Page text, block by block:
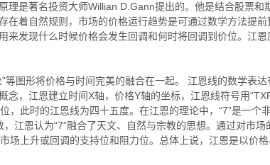
理是著名投资大师Willian D.Gann提出的。他是结合股票和
着自然规则，市场的价格运行趋势是可通过数学方法提前
来发现什么时候价格会发生回调和何时将回调到价位。江恩
图形将价格与时间完美的融合在一起。 江恩线的数学表达
，江恩建立时间X轴，价格Y轴的坐标，江恩线符号用
此时的江恩线为四十五度。在江恩的理论中，“7”是一个
江恩认为“7”融合了天文、自然与宗教的思想。通过对市场
场上升或回调的支持位和阻力位。总体上说，江恩是以价格